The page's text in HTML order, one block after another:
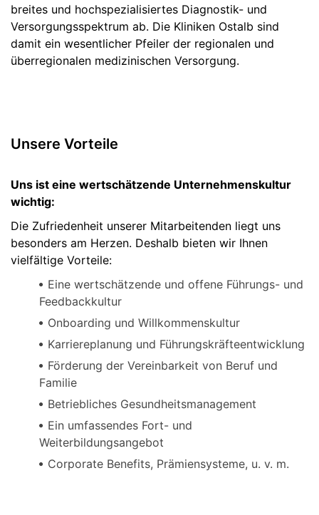
breites und hochspezialisiertes Diagnostik- und
Versorgungsspektrum ab. Die Kliniken Ostalb sind
damit ein wesentlicher Pfeiler der regionalen und
überregionalen medizinischen Versorgung.
Unsere Vorteile
Uns ist eine wertschätzende Unternehmenskultur
wichtig:
Die Zufriedenheit unserer Mitarbeitenden liegt uns
besonders am Herzen. Deshalb bieten wir Ihnen
vielfältige Vorteile:
Eine wertschätzende und offene Führungs- und
Feedbackkultur
Onboarding und Willkommenskultur
Karriereplanung und Führungskräfteentwicklung
Förderung der Vereinbarkeit von Beruf und
Familie
Betriebliches Gesundheitsmanagement
Ein umfassendes Fort- und
Weiterbildungsangebot
Corporate Benefits, Prämiensysteme, u. v. m.